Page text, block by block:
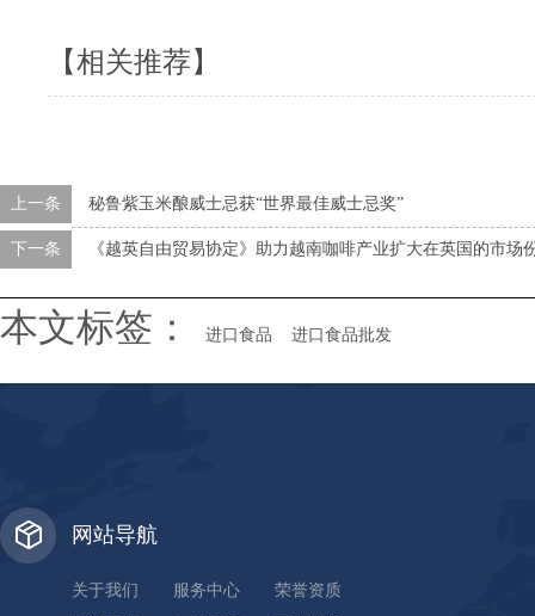
【相关推荐】
上一条 秘鲁紫玉米酿威士忌获“世界最佳威士忌奖”
下一条 《越英自由贸易协定》助力越南咖啡产业扩大在英国的市场
本文标签： 进口食品 进口食品批发
网站导航
关于我们 服务中心
荣誉资质